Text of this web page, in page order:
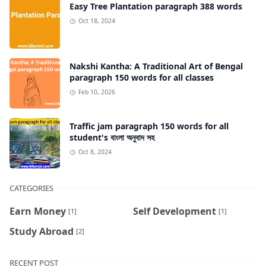
Easy Tree Plantation paragraph 388 words
Oct 18, 2024
Nakshi Kantha: A Traditional Art of Bengal
paragraph 150 words for all classes
Feb 10, 2026
Traffic jam paragraph 150 words for all
student's বাংলা অনুবাদ সহ
Oct 8, 2024
CATEGORIES
Earn Money [1] Self Development [1]
Study Abroad [2]
RECENT POST